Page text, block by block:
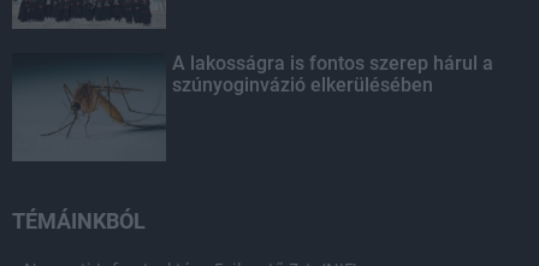
A lakosságra is fontos szerep hárul a
szúnyoginvázió elkerülésében
TÉMÁINKBÓL